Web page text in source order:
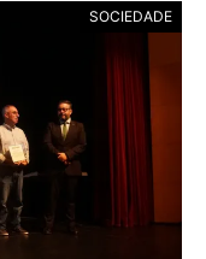
SOCIEDADE